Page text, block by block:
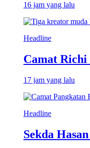
16 jam yang lalu
Headline
Camat
17 jam yang lalu
Headline
Sekda